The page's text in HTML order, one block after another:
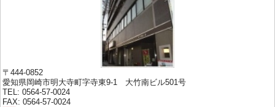
〒444-0852
愛知県岡崎市明大寺町字寺東9-1 大竹南ビル501号
TEL: 0564-57-0024
FAX: 0564-57-0024